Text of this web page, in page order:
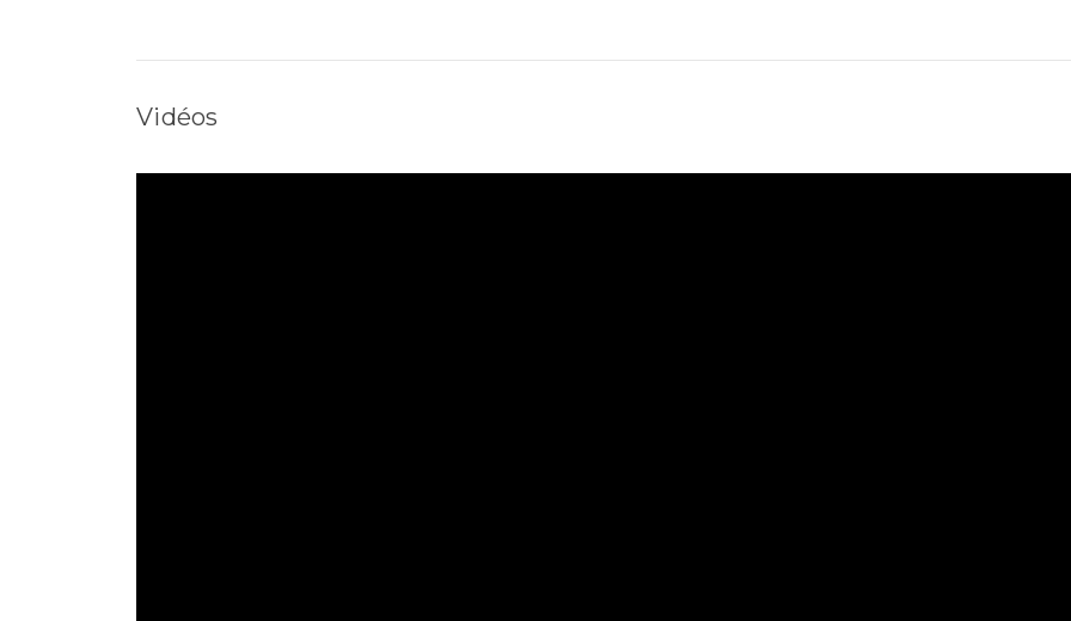
Vidéos